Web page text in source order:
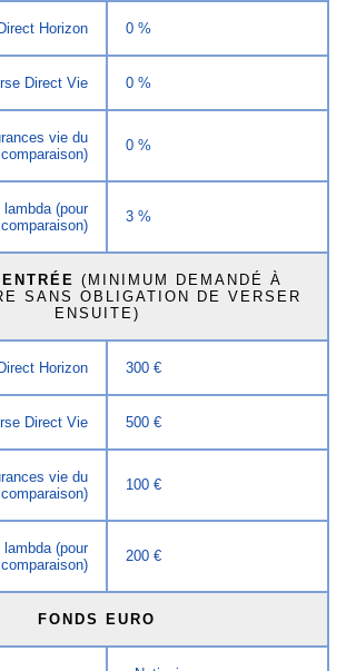
Horizon 0 %
Direct Vie 0 %
vie du
0 %
(pour
comparaison)
3 %
(MINIMUM DEMANDÉ À
SANS OBLIGATION DE VERSER
ENSUITE)
Horizon 300 €
Direct Vie 500 €
vie du
100 €
(pour
comparaison)
200 €
FONDS EURO